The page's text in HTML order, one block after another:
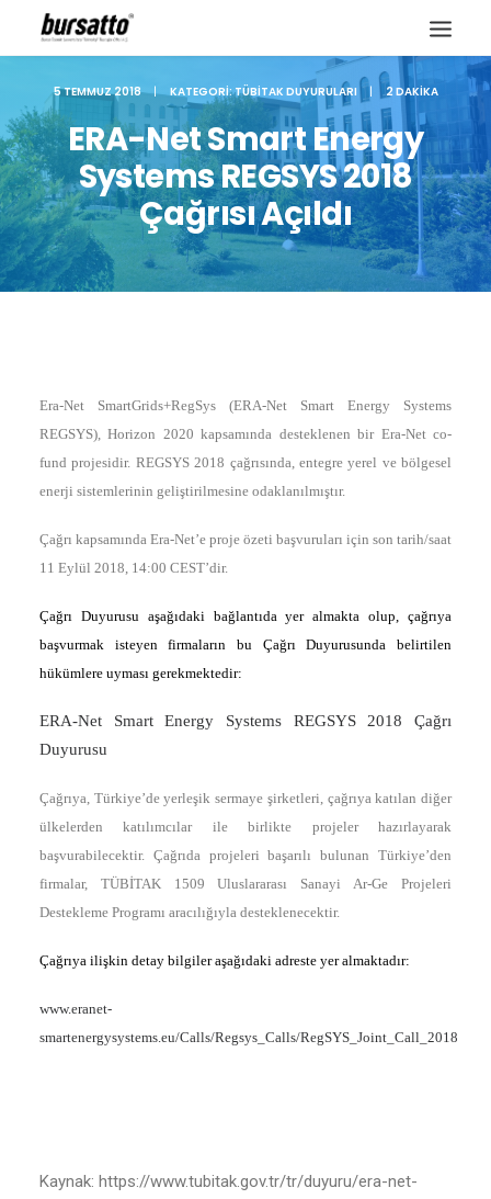
Site içi arama
5 TEMMUZ 2018 | KATEGORI:TÜBITAK DUYURULARI | 2 DAKIKA
ERA-Net Smart Energy
Systems REGSYS 2018
Çağrısı Açıldı
Era-Net SmartGrids+RegSys (ERA-Net Smart Energy Systems
REGSYS), Horizon 2020 kapsamında desteklenen bir Era-Net co-
fund projesidir. REGSYS 2018 çağrısında, entegre yerel ve bölgesel
enerji sistemlerinin geliştirilmesine odaklanılmıştır.
Çağrı kapsamında Era-Net’e proje özeti başvuruları için son tarih/saat
11 Eylül 2018, 14:00 CEST’dir.
Çağrı Duyurusu aşağıdaki bağlantıda yer almakta olup, çağrıya
başvurmak isteyen firmaların bu Çağrı Duyurusunda belirtilen
hükümlere uyması gerekmektedir:
ERA-Net Smart Energy Systems REGSYS 2018 Çağrı
Duyurusu
Çağrıya, Türkiye’de yerleşik sermaye şirketleri, çağrıya katılan diğer
ülkelerden katılımcılar ile birlikte projeler hazırlayarak
başvurabilecektir. Çağrıda projeleri başarılı bulunan Türkiye’den
firmalar, TÜBİTAK 1509 Uluslararası Sanayi Ar-Ge Projeleri
Destekleme Programı aracılığıyla desteklenecektir.
Çağrıya ilişkin detay bilgiler aşağıdaki adreste yer almaktadır:
www.eranet-
smartenergysystems.eu/Calls/Regsys_Calls/RegSYS_Joint_Call_2018
Kaynak: https://www.tubitak.gov.tr/tr/duyuru/era-net-